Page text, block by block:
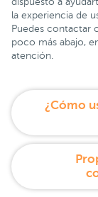
la experiencia de
Puedes contactar
poco más abajo,
atención.
¿Cómo